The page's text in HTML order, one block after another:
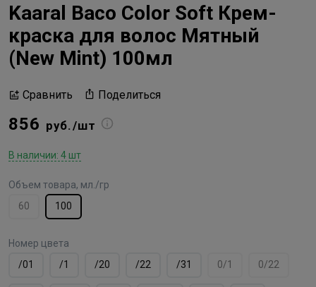
Kaaral Baco Color Soft Крем-
краска для волос Мятный
(New Mint) 100мл
Сравнить Поделиться
856 руб./шт
В наличии: 4 шт
Объем товара, мл./гр
60
100
Номер цвета
/01
/1 /20 /22 /31 0/1 0/22